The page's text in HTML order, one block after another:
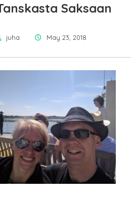
Saksaan
juha
May 23, 2018